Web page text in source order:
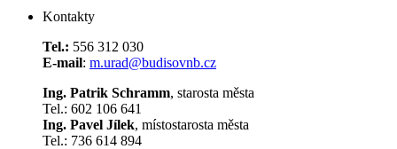
Kontakty
Tel.: 556 312 030
E-mail: m.urad@budisovnb.cz
Ing. Patrik Schramm, starosta města
Tel.: 602 106 641
Ing. Pavel Jílek, místostarosta města
Tel.: 736 614 894